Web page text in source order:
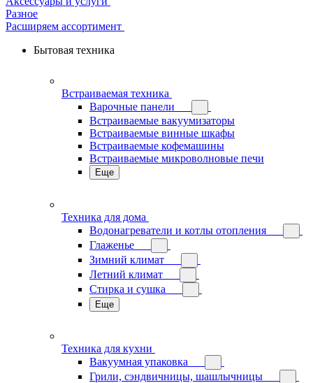
Разное
Расширяем ассортимент
Бытовая техника
Встраиваемая техника
Варочные панели
Встраиваемые вакуумизаторы
Встраиваемые винные шкафы
Встраиваемые кофемашины
Встраиваемые микроволновые печи
Еще
Техника для дома
Водонагреватели и котлы отопления
Глаженье
Зимний климат
Летний климат
Стирка и сушка
Еще
Техника для кухни
Вакуумная упаковка
Грили, сэндвичницы, шашлычницы